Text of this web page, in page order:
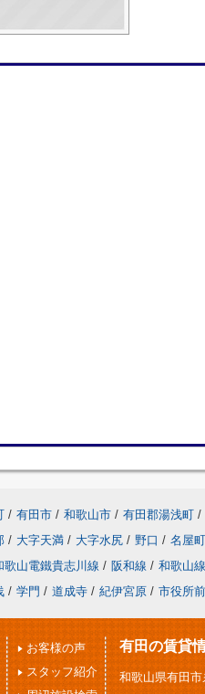
/ 有田市 / 和歌山市 / 有田郡湯浅町 /
/ 大字天満 / 大字水尻 / 野口 / 名屋町
歌山電鐵貴志川線 / 阪和線 / 和歌山線
/ 学門 / 道成寺 / 紀伊宮原 / 市役所前
お客様の声
スタッフ紹介
有田の賃貸
和歌山県有田